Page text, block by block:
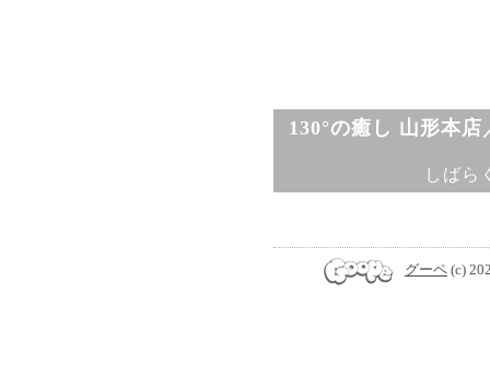
130°の癒し 山形本
しばら
グーペ (c)